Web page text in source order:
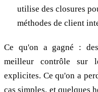
utilise des closures
méthodes de client
Ce qu'on a gagné :
meilleur contrôle sur
explicites. Ce qu'on a
cas simples, et quelques